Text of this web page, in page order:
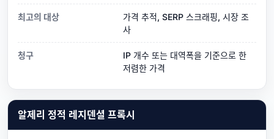
최고의 대상
가격 추적, SERP 스크래핑, 시장 조
사
청구
IP 개수 또는 대역폭을 기준으로 한
저렴한 가격
알제리 정적 레지덴셜 프록시